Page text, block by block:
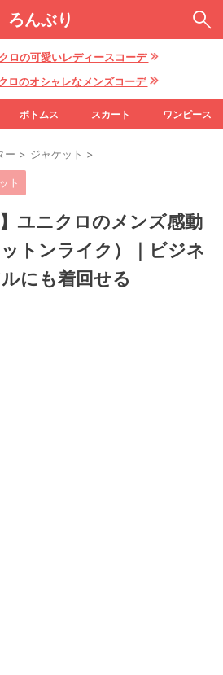
ろんぶり
ロの可愛いレディースコーデ
ロのオシャレなメンズコーデ
ボトムス スカート ワンピース
ー > ジャケット >
ト
】ユニクロのメンズ感動
トンライク）｜ビジネ
にも着回せる